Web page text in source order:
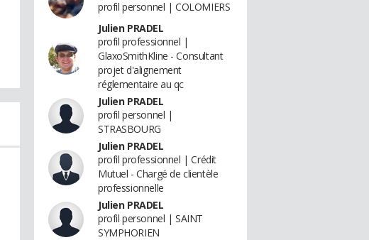
profil personnel | COLOMIERS
Julien PRADEL
profil professionnel |
GlaxoSmithKline - Consultant
projet d'alignement
réglementaire au qc
Julien PRADEL
profil personnel |
STRASBOURG
Julien PRADEL
profil professionnel | Crédit
Mutuel - Chargé de clientèle
professionnelle
Julien PRADEL
profil personnel | SAINT
SYMPHORIEN